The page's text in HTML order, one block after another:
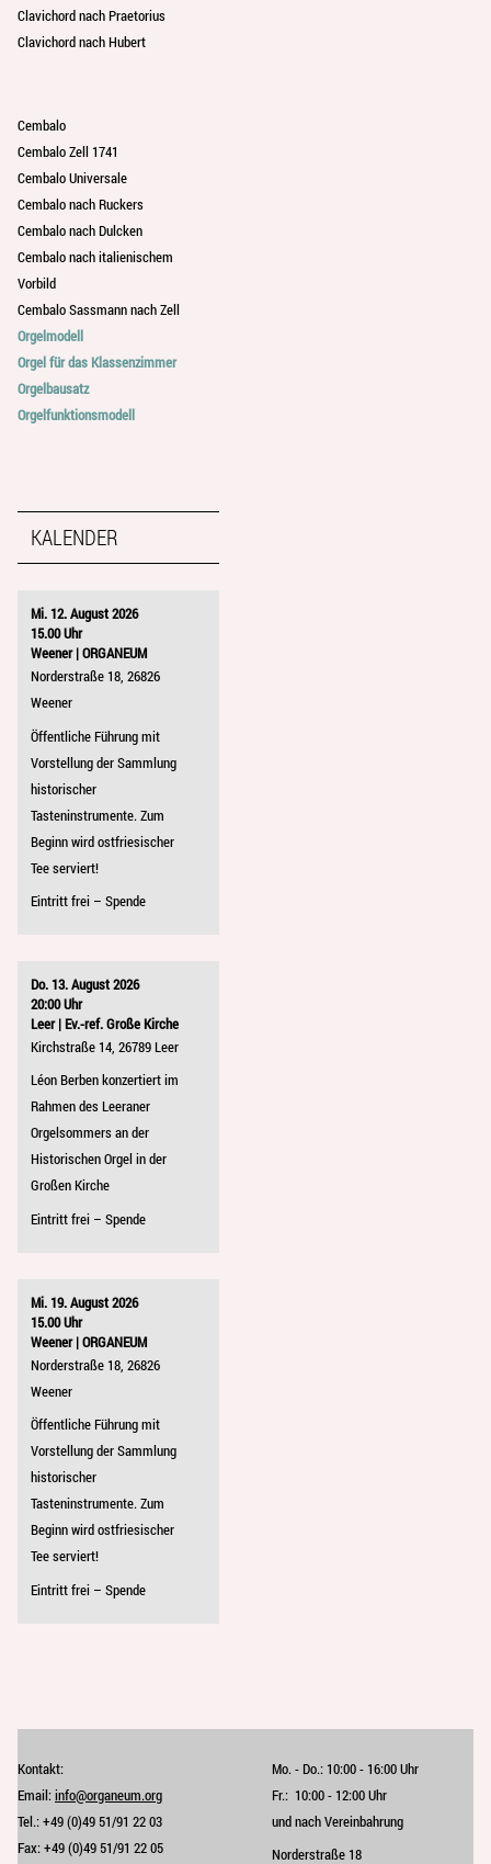
Clavichord nach Praetorius
Clavichord nach Hubert
Cembalo
Cembalo Zell 1741
Cembalo Universale
Cembalo nach Ruckers
Cembalo nach Dulcken
Cembalo nach italienischem
Vorbild
Cembalo Sassmann nach Zell
Orgelmodell
Orgel für das Klassenzimmer
Orgelbausatz
Orgelfunktionsmodell
KALENDER
Mi. 12. August 2026
15.00 Uhr
Weener | ORGANEUM
Norderstraße 18, 26826
Weener
Öffentliche Führung mit
Vorstellung der Sammlung
historischer
Tasteninstrumente. Zum
Beginn wird ostfriesischer
Tee serviert!
Eintritt frei – Spende
Do. 13. August 2026
20:00 Uhr
Leer | Ev.-ref. Große Kirche
Kirchstraße 14, 26789 Leer
Léon Berben konzertiert im
Rahmen des Leeraner
Orgelsommers an der
Historischen Orgel in der
Großen Kirche
Eintritt frei – Spende
Mi. 19. August 2026
15.00 Uhr
Weener | ORGANEUM
Norderstraße 18, 26826
Weener
Öffentliche Führung mit
Vorstellung der Sammlung
historischer
Tasteninstrumente. Zum
Beginn wird ostfriesischer
Tee serviert!
Eintritt frei – Spende
Kontakt:
Email:info@organeum.org
Tel.:+49 (0)49 51/91 22 03
Fax:+49 (0)49 51/91 22 05
Mo. - Do.: 10:00 - 16:00 Uhr
Fr.: 10:00 - 12:00 Uhr
und nach Vereinbahrung
Norderstraße 18